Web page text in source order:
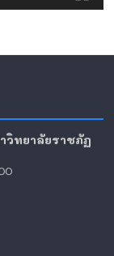
วิทยาลัยราชภัฏ